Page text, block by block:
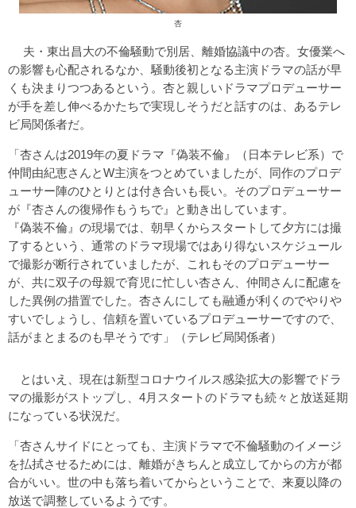
杏
夫・東出昌大の不倫騒動で別居、離婚協議中の杏。女優業へ
の影響も心配されるなか、騒動後初となる主演ドラマの話が早
くも決まりつつあるという。杏と親しいドラマプロデューサー
が手を差し伸べるかたちで実現しそうだと話すのは、あるテレ
ビ局関係者だ。
「杏さんは2019年の夏ドラマ『偽装不倫』（日本テレビ系）で
仲間由紀恵さんとW主演をつとめていましたが、同作のプロデ
ューサー陣のひとりとは付き合いも長い。そのプロデューサー
が『杏さんの復帰作もうちで』と動き出しています。
『偽装不倫』の現場では、朝早くからスタートして夕方には撮
了するという、通常のドラマ現場ではあり得ないスケジュール
で撮影が断行されていましたが、これもそのプロデューサー
が、共に双子の母親で育児に忙しい杏さん、仲間さんに配慮を
した異例の措置でした。杏さんにしても融通が利くのでやりや
すいでしょうし、信頼を置いているプロデューサーですので、
話がまとまるのも早そうです」（テレビ局関係者）
とはいえ、現在は新型コロナウイルス感染拡大の影響でドラ
マの撮影がストップし、4月スタートのドラマも続々と放送延期
になっている状況だ。
「杏さんサイドにとっても、主演ドラマで不倫騒動のイメージ
を払拭させるためには、離婚がきちんと成立してからの方が都
合がいい。世の中も落ち着いてからということで、来夏以降の
放送で調整しているようです。